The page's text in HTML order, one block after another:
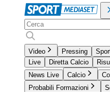
Video Pressing
Live
Diretta Calcio
News Live
Calcio
Probabili Formazioni